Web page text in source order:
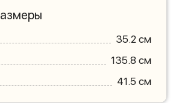
35.2 см
135.8 см
41.5 см